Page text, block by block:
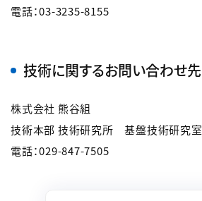
電話：03-3235-8155
技術に関するお問い合わせ先
株式会社 熊谷組
技術本部 技術研究所 基盤技術研究室
電話：029-847-7505